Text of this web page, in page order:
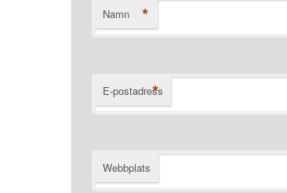
Namn *
E-postadress
*
Webbplats